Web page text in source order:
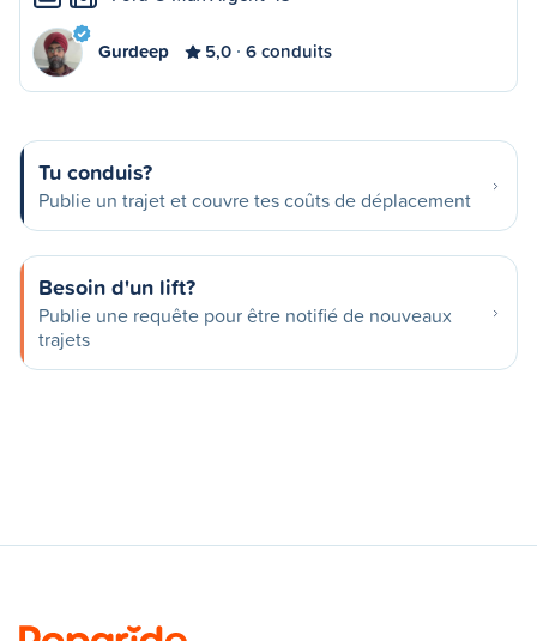
Gurdeep 5,0 6 conduits
Tu conduis?
Publie un trajet et couvre tes coûts de déplacement
Besoin d'un lift?
Publie une requête pour être notifié de nouveaux
trajets